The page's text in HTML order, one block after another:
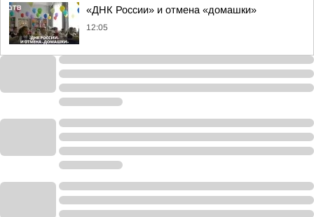
«ДНК России» и отмена «домашки»
12:05